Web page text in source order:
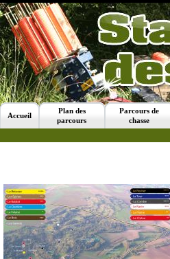
Accueil
Plan des
parcours
Parcours de
chasse